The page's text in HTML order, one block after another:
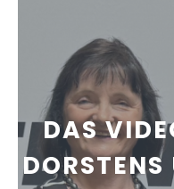
DAS
DORSTENS